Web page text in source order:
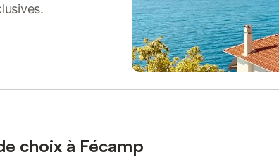
choix à Fécamp